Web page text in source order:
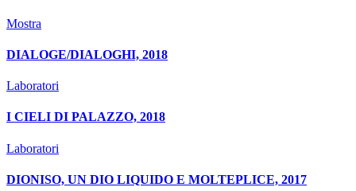
Mostra
DIALOGE/DIALOGHI, 2018
Laboratori
I CIELI DI PALAZZO, 2018
Laboratori
DIONISO, UN DIO LIQUIDO E MOLTEPLICE, 2017